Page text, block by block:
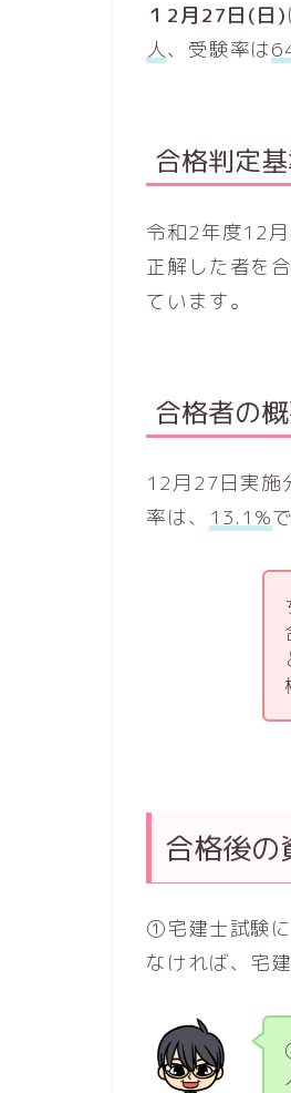
１2月27日(日)
人、受験率は
合格判定
令和2年度12
正解した者を
ています。
合格者の
12月27日実施
率は、 13.1%
合格後の
①宅建士試験
なければ、宅